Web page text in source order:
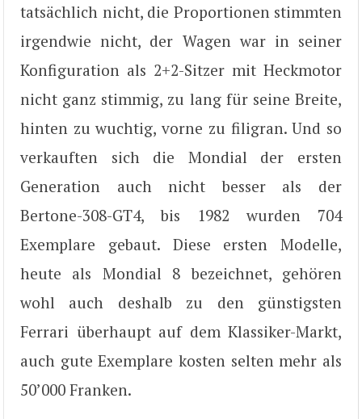
tatsächlich nicht, die Proportionen stimmten
irgendwie nicht, der Wagen war in seiner
Konfiguration als 2+2-Sitzer mit Heckmotor
nicht ganz stimmig, zu lang für seine Breite,
hinten zu wuchtig, vorne zu filigran. Und so
verkauften sich die Mondial der ersten
Generation auch nicht besser als der
Bertone-308-GT4, bis 1982 wurden 704
Exemplare gebaut. Diese ersten Modelle,
heute als Mondial 8 bezeichnet, gehören
wohl auch deshalb zu den günstigsten
Ferrari überhaupt auf dem Klassiker-Markt,
auch gute Exemplare kosten selten mehr als
50’000 Franken.